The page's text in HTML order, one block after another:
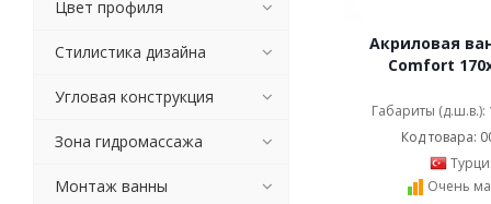
Акриловая
Comfort
Габариты (д.ш.в.):
Код товара:
Очень
Iddis (
7)
Jacob Delafon (31)
Jika (15)
Kerasan (3)
Kermi (4)
Цвет профиля
Стилистика дизайна
Угловая конструкция
Зона гидромассажа
Монтаж ванны